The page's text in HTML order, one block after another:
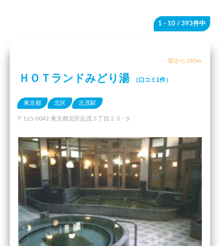
1 - 10 / 393件中
駅から185m
ＨＯＴランドみどり湯 （口コミ1件）
東京都 北区 志茂駅
〒115-0042 東京都北区志茂３丁目２５−９